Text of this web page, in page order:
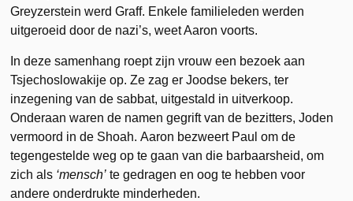
Greyzerstein werd Graff. Enkele familieleden werden
uitgeroeid door de nazi’s, weet Aaron voorts.
In deze samenhang roept zijn vrouw een bezoek aan
Tsjechoslowakije op. Ze zag er Joodse bekers, ter
inzegening van de sabbat, uitgestald in uitverkoop.
Onderaan waren de namen gegrift van de bezitters, Joden
vermoord in de Shoah. Aaron bezweert Paul om de
tegengestelde weg op te gaan van die barbaarsheid, om
zich als ‘mensch’ te gedragen en oog te hebben voor
andere onderdrukte minderheden.